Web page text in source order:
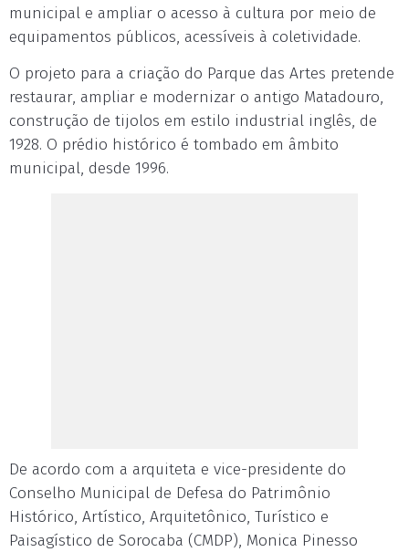
municipal e ampliar o acesso à cultura por meio de
equipamentos públicos, acessíveis à coletividade.
O projeto para a criação do Parque das Artes pretende
restaurar, ampliar e modernizar o antigo Matadouro,
construção de tijolos em estilo industrial inglês, de
1928. O prédio histórico é tombado em âmbito
municipal, desde 1996.
De acordo com a arquiteta e vice-presidente do
Conselho Municipal de Defesa do Patrimônio
Histórico, Artístico, Arquitetônico, Turístico e
Paisagístico de Sorocaba (CMDP), Monica Pinesso